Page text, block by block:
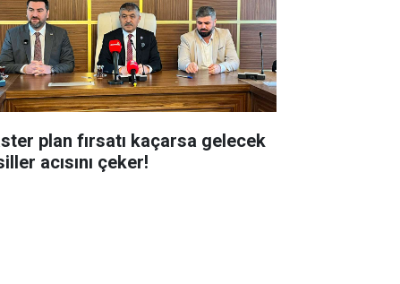
plan fırsatı kaçarsa gelecek
acısını çeker!